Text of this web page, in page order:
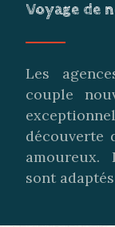
Voyage de
Les
couple
découverte
amoureux.
sont